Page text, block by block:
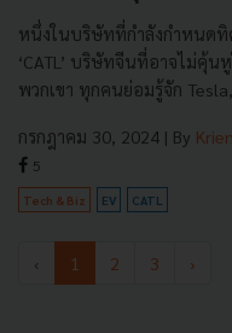
หนึ่งในบริษัทที่กำลังกำหนด
‘CATL’ บริษัทจีนที่อาจไม่คุ้
พวกเขา ทุกคนย่อมรู้จัก
กรกฎาคม 30, 2024 | By
5
Tech & Biz EV CATL
‹ 1 2 3 ›